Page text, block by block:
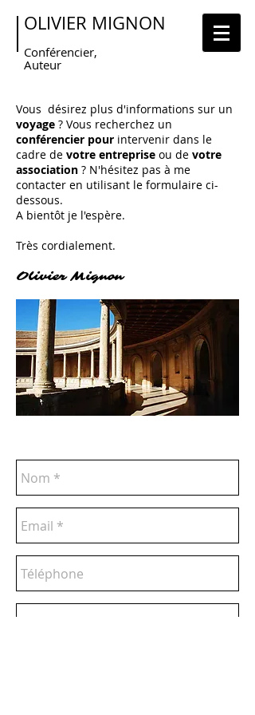
OLIVIER MIGNON
Conférencier,
Auteur
Vous désirez plus d'informations sur un
voyage ? Vous recherchez un
conférencier pour intervenir dans le
cadre de votre entreprise ou de votre
association ? N'hésitez pas à me
contacter en utilisant le formulaire ci-
dessous.
A bientôt je l'espère.
Très cordialement.
Olivier Mignon